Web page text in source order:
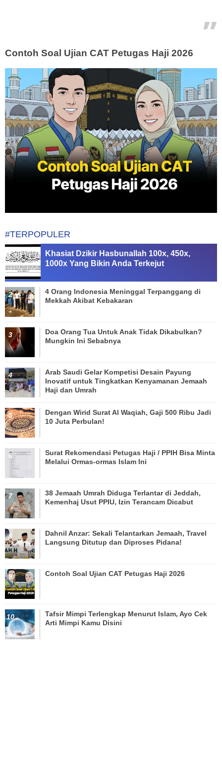
Contoh Soal Ujian CAT Petugas Haji 2026
#TERPOPULER
Khasiat Dzikir Hasbunallah 100x, 450x,
1000x Yang Bikin Anda Terkejut
4 Orang Indonesia Meninggal Terpanggang di
Mekkah Akibat Kebakaran
Doa Orang Tua Untuk Anak Tidak Dikabulkan?
Mungkin Ini Sebabnya
Arab Saudi Gelar Kompetisi Desain Payung
Inovatif untuk Tingkatkan Kenyamanan Jemaah
Haji dan Umrah
Dengan Wirid Surat Al Waqiah, Gaji 500 Ribu Jadi
10 Juta Perbulan!
Surat Rekomendasi Petugas Haji / PPIH Bisa Minta
Melalui Ormas-ormas Islam Ini
38 Jemaah Umrah Diduga Terlantar di Jeddah,
Kemenhaj Usut PPIU, Izin Terancam Dicabut
Dahnil Anzar: Sekali Telantarkan Jemaah, Travel
Langsung Ditutup dan Diproses Pidana!
Contoh Soal Ujian CAT Petugas Haji 2026
Tafsir Mimpi Terlengkap Menurut Islam, Ayo Cek
Arti Mimpi Kamu Disini